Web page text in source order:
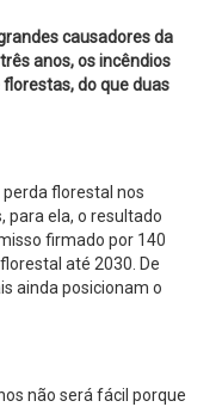
causadores da
anos, os incêndios
do que duas
perda florestal nos
para ela, o resultado
firmado por 140
até 2030. De
ainda posicionam o
não será fácil porque